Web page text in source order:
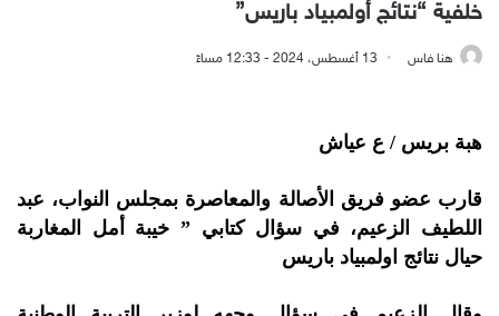
خلفية “نتائج أولمبياد باريس”
هنا فاس 13 أغسطس، 2024 - 12:33 مساءً
هبة بريس / ع عياش
قارب عضو فريق الأصالة والمعاصرة بمجلس النواب، عبد
اللطيف الزعيم، في سؤال كتابي ” خيبة أمل المغاربة
حيال نتائج اولمبياد باريس